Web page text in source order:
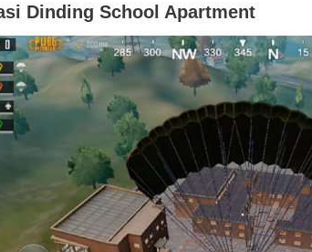
Dinding School Apartment